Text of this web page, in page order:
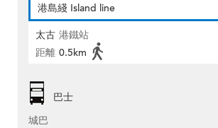
港島綫 Island line
太古 港鐵站
距離 0.5km
巴士
城巴